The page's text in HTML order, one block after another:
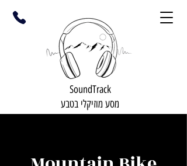
SoundTrack
מסע מוזיקלי בטבע